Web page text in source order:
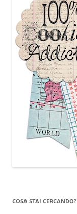
COSA STAI CERCANDO?